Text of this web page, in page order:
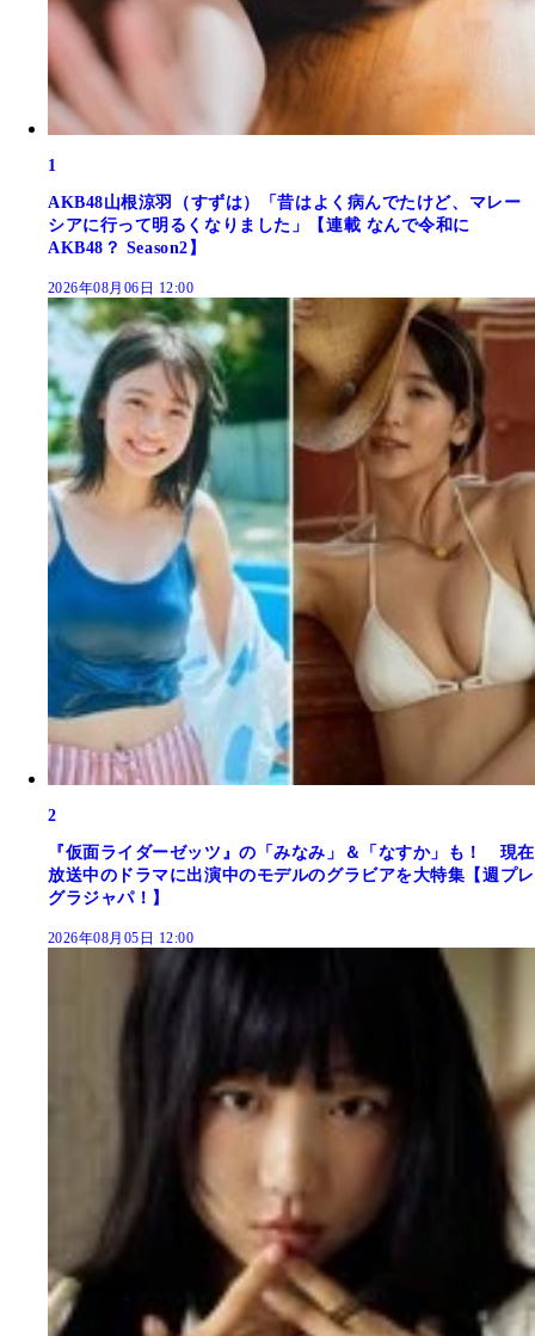
1
AKB48山根涼羽（すずは）「昔はよく病んでたけど、マレー
シアに行って明るくなりました」【連載 なんで令和に
AKB48？ Season2】
2026年08月06日 12:00
2
『仮面ライダーゼッツ』の「みなみ」＆「なすか」も！ 現在
放送中のドラマに出演中のモデルのグラビアを大特集【週プレ
グラジャパ！】
2026年08月05日 12:00